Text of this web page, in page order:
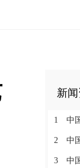
新
1 中
2 中
3 中